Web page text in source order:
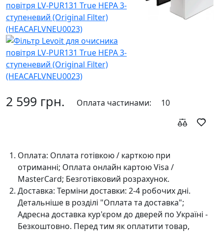
2 599 грн. Оплата частинами: 10
Оплата: Оплата готівкою / карткою при
отриманні; Оплата онлайн картою Visa /
MasterCard; Безготівковий розрахунок.
Доставка: Терміни доставки: 2-4 робочих дні.
Детальніше в розділі "Оплата та доставка";
Адресна доставка кур'єром до дверей по Україні -
Безкоштовно. Перед тим як оплатити товар,